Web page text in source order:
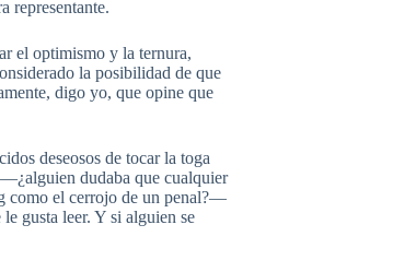
representante.
el optimismo y la ternura,
la posibilidad de que
digo yo, que opine que
deseosos de tocar la toga
dudaba que cualquier
como el cerrojo de un penal?—
gusta leer. Y si alguien se